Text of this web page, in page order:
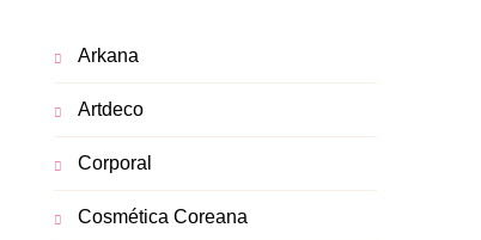
Arkana
Artdeco
Corporal
Cosmética Coreana